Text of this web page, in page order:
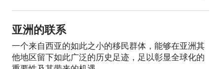
亚洲的联系
一个来自西亚的如此之小的移民群体，能够在亚洲其
他地区留下如此广泛的历史足迹，足以彰显全球化的